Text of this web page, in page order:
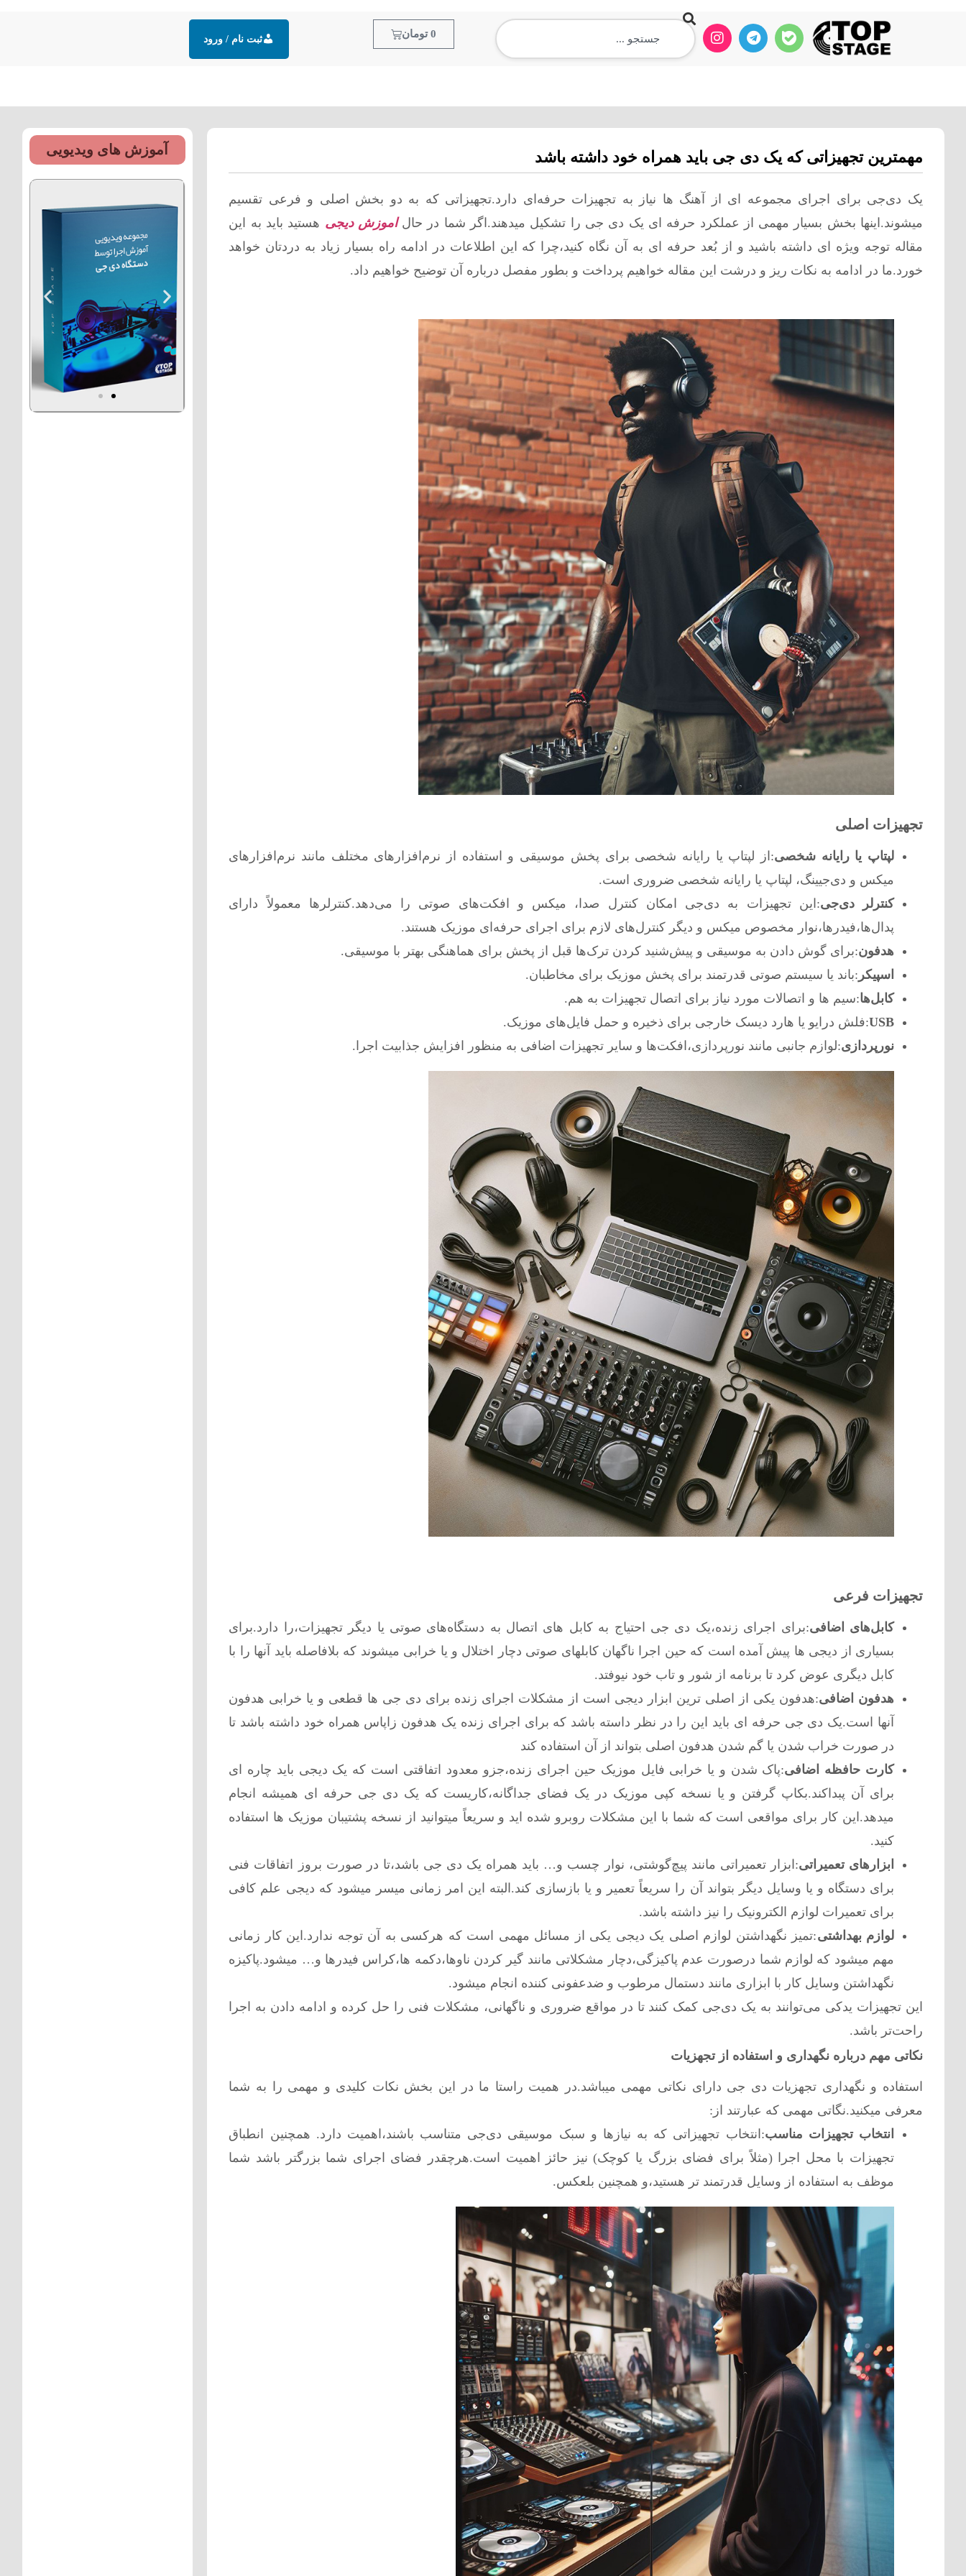
0 تومان ثبت نام / ورود
مهمترین تجهیزاتی که یک دی جی باید همراه خود داشته باشد
یک دی‌جی برای اجرای مجموعه ای از آهنگ ها نیاز به تجهیزات حرفه‌ای دارد.تجهیزاتی که به دو بخش اصلی و فرعی تقسیم
میشوند.اینها بخش بسیار مهمی از عملکرد حرفه ای یک دی جی را تشکیل میدهند.اگر شما در حالاموزش دیجی هستید باید به این
مقاله توجه ویژه ای داشته باشید و از بُعد حرفه ای به آن نگاه کنید،چرا که این اطلاعات در ادامه راه بسیار زیاد به دردتان خواهد
خورد.ما در ادامه به نکات ریز و درشت این مقاله خواهیم پرداخت و بطور مفصل درباره آن توضیح خواهیم داد.
تجهیزات اصلی
لپتاپ یا رایانه شخصی:از لپتاپ یا رایانه شخصی برای پخش موسیقی و استفاده از نرم‌افزارهای مختلف مانند نرم‌افزارهای
میکس و دی‌جیینگ، لپتاپ یا رایانه شخصی ضروری است.
کنترلر دی‌جی:این تجهیزات به دی‌جی امکان کنترل صدا، میکس و افکت‌های صوتی را می‌دهد.کنترلرها معمولاً دارای
پدال‌ها،فیدرها،نوار مخصوص میکس و دیگر کنترل‌های لازم برای اجرای حرفه‌ای موزیک هستند.
هدفون:برای گوش دادن به موسیقی و پیش‌شنید کردن ترک‌ها قبل از پخش برای هماهنگی بهتر با موسیقی.
اسپیکر :باند یا سیستم صوتی قدرتمند برای پخش موزیک برای مخاطبان.
کابل‌ها:سیم ها و اتصالات مورد نیاز برای اتصال تجهیزات به هم.
USB:فلش درایو یا هارد دیسک خارجی برای ذخیره و حمل فایل‌های موزیک.
نورپردازی:لوازم جانبی مانند نورپردازی،افکت‌ها و سایر تجهیزات اضافی به منظور افزایش جذابیت اجرا.
تجهیزات فرعی
کابل‌های اضافی:برای اجرای زنده،یک دی جی احتیاج به کابل های اتصال به دستگاه‌های صوتی یا دیگر تجهیزات،را دارد.برای
بسیاری از دیجی ها پیش آمده است که حین اجرا ناگهان کابلهای صوتی دچار اختلال و یا خرابی میشوند که بلافاصله باید آنها را با
کابل دیگری عوض کرد تا برنامه از شور و تاب خود نیوفتد.
هدفون اضافی:هدفون یکی از اصلی ترین ابزار دیجی است از مشکلات اجرای زنده برای دی جی ها قطعی و یا خرابی هدفون
آنها است.یک دی جی حرفه ای باید این را در نظر داسته باشد که برای اجرای زنده یک هدفون زاپاس همراه خود داشته باشد تا
در صورت خراب شدن یا گم شدن هدفون اصلی بتواند از آن استفاده کند
کارت حافظه اضافی:پاک شدن و یا خرابی فایل موزیک حین اجرای زنده،جزو معدود اتفاقتی است که یک دیجی باید چاره ای
برای آن پبداکند.بکاپ گرفتن و یا نسخه کپی موزیک در یک فضای جداگانه،کاریست که یک دی جی حرفه ای همیشه انجام
میدهد.این کار برای مواقعی است که شما با این مشکلات روبرو شده اید و سریعاً میتوانید از نسخه پشتیبان موزیک ها استفاده
کنید.
ابزارهای تعمیراتی:ابزار تعمیراتی مانند پیچ‌گوشتی، نوار چسب و… باید همراه یک دی جی باشد،تا در صورت بروز اتفاقات فنی
برای دستگاه و یا وسایل دیگر بتواند آن را سریعاً تعمیر و یا بازسازی کند.البته این امر زمانی میسر میشود که دیجی علم کافی
برای تعمیرات لوازم الکترونیک را نیز داشته باشد.
لوازم بهداشتی:تمیز نگهداشتن لوازم اصلی یک دیجی یکی از مسائل مهمی است که هرکسی به آن توجه ندارد.این کار زمانی
مهم میشود که لوازم شما درصورت عدم پاکیزگی،دچار مشکلاتی مانند گیر کردن ناوها،دکمه ها،کراس فیدرها و… میشود.پاکیزه
نگهداشتن وسایل کار با ابزاری مانند دستمال مرطوب و ضدعفونی کننده انجام میشود.
این تجهیزات یدکی می‌توانند به یک دی‌جی کمک کنند تا در مواقع ضروری و ناگهانی، مشکلات فنی را حل کرده و ادامه دادن به اجرا
راحت‌تر باشد.
نکاتی مهم درباره نگهداری و استفاده از تجهزیات
استفاده و نگهداری تجهزیات دی جی دارای نکاتی مهمی میباشد.در همیت راستا ما در این بخش نکات کلیدی و مهمی را به شما
معرفی میکنید.نگاتی مهمی که عبارتند از:
انتخاب تجهیزات مناسب:انتخاب تجهیزاتی که به نیازها و سبک موسیقی دی‌جی متناسب باشند،اهمیت دارد. همچنین انطباق
تجهیزات با محل اجرا (مثلاً برای فضای بزرگ یا کوچک) نیز حائز اهمیت است.هرچقدر فضای اجرای شما بزرگتر باشد شما
موظف به استفاده از وسایل قدرتمند تر هستید،و همچنین بلعکس.
آموزش های ویدیویی